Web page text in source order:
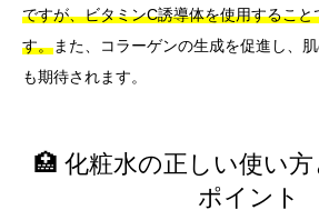
ですが、ビタミンC誘導体を使用するこ
す。また、コラーゲンの生成を促進し、
も期待されます。
🏥 化粧水の正しい使い
ポイント